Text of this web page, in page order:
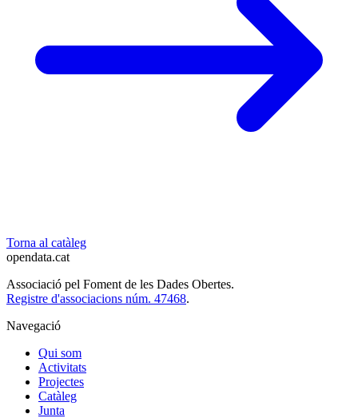
Torna al catàleg
opendata.cat
Associació pel Foment de les Dades Obertes.
Registre d'associacions núm. 47468.
Navegació
Qui som
Activitats
Projectes
Catàleg
Junta